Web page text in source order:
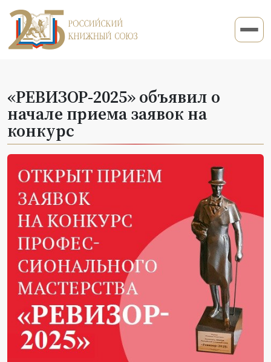
«РЕВИЗОР-2025» объявил о
начале приема заявок на
конкурс